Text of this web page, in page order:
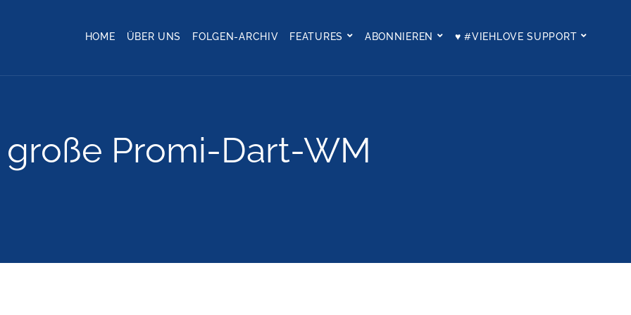
HOME ÜBER UNS FOLGEN-ARCHIV FEATURES ABONNIEREN ♥ #VIEHLOVE SUPPORT
große Promi-Dart-WM